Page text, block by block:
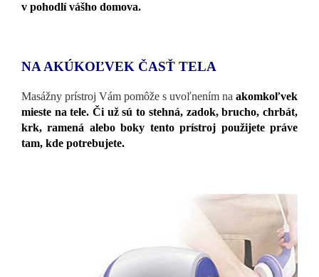
v pohodlí vášho domova.
NA AKÚKOĽVEK ČASŤ TELA
Masážny prístroj Vám pomôže s uvoľnením na akomkoľvek
mieste na tele. Či už sú to stehná, zadok, brucho, chrbát,
krk, ramená alebo boky tento prístroj použijete práve
tam, kde potrebujete.